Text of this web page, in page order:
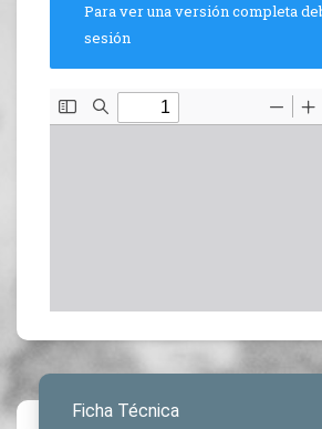
Para ver una versión completa
sesión
Ficha Técnica